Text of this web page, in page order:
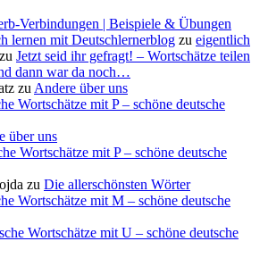
Verbindungen | Beispiele & Übungen
lernen mit Deutschlernerblog zu eigentlich
Jetzt seid ihr gefragt! – Wortschätze teilen
dann war da noch…
zuAndere über uns
Wortschätze mit P – schöne deutsche
über uns
Wortschätze mit P – schöne deutsche
zu Die allerschönsten Wörter
Wortschätze mit M – schöne deutsche
Wortschätze mit U – schöne deutsche